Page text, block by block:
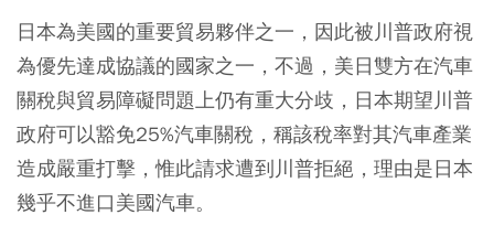
日本為美國的重要貿易夥伴之一，因此被川普政府視
為優先達成協議的國家之一，不過，美日雙方在汽車
關稅與貿易障礙問題上仍有重大分歧，日本期望川普
政府可以豁免25%汽車關稅，稱該稅率對其汽車產業
造成嚴重打擊，惟此請求遭到川普拒絕，理由是日本
幾乎不進口美國汽車。